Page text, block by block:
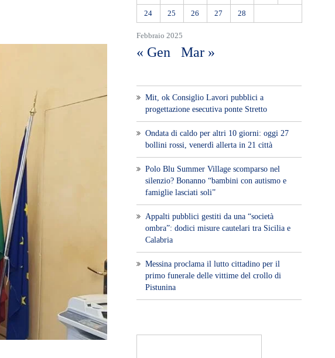
Febbraio 2025
24 25 26 27 28
« Gen Mar »
Mit, ok Consiglio Lavori pubblici a
progettazione esecutiva ponte Stretto
Ondata di caldo per altri 10 giorni: oggi 27
bollini rossi, venerdì allerta in 21 città
Polo Blu Summer Village scomparso nel
silenzio? Bonanno “bambini con autismo e
famiglie lasciati soli”
Appalti pubblici gestiti da una “società
ombra”: dodici misure cautelari tra Sicilia e
Calabria
Messina proclama il lutto cittadino per il
primo funerale delle vittime del crollo di
Pistunina